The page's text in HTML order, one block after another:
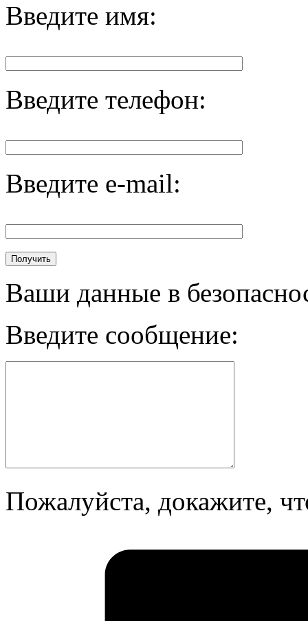
Введите имя:
Введите телефон:
Введите e-mail:
Ваши данные в
Введите сообщение:
Пожалуйста, докажите,